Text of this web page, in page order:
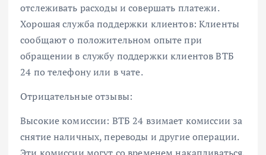
отслеживать расходы и совершать платежи.
Хорошая служба поддержки клиентов: Клиенты
сообщают о положительном опыте при
обращении в службу поддержки клиентов ВТБ
24 по телефону или в чате.
Отрицательные отзывы:
Высокие комиссии: ВТБ 24 взимает комиссии за
снятие наличных, переводы и другие операции.